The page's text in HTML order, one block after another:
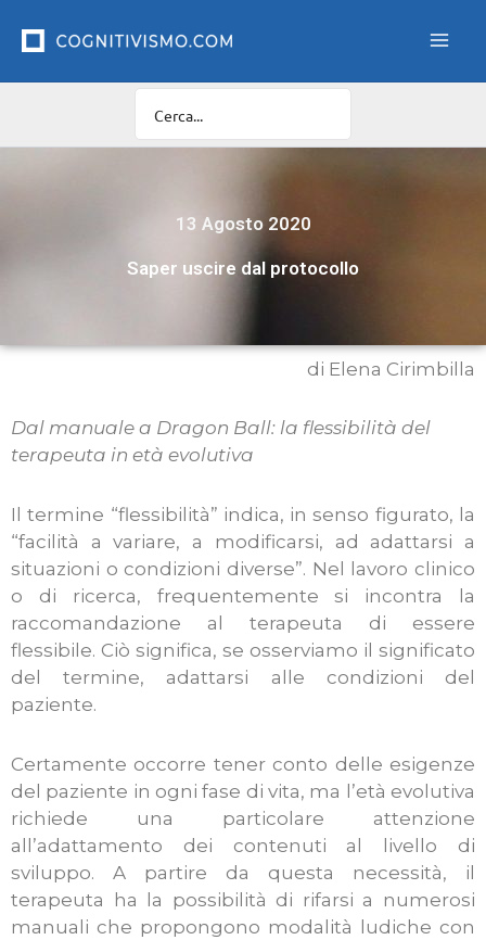
13 Agosto 2020
Saper uscire dal protocollo
di Elena Cirimbilla
Dal manuale a Dragon Ball: la flessibilità del
terapeuta in età evolutiva
Il termine “flessibilità” indica, in senso figurato, la
“facilità a variare, a modificarsi, ad adattarsi a
situazioni o condizioni diverse”. Nel lavoro clinico
o di ricerca, frequentemente si incontra la
raccomandazione al terapeuta di essere
flessibile. Ciò significa, se osserviamo il significato
del termine, adattarsi alle condizioni del
paziente.
Certamente occorre tener conto delle esigenze
del paziente in ogni fase di vita, ma l’età evolutiva
richiede una particolare attenzione
all’adattamento dei contenuti al livello di
sviluppo. A partire da questa necessità, il
terapeuta ha la possibilità di rifarsi a numerosi
manuali che propongono modalità ludiche con